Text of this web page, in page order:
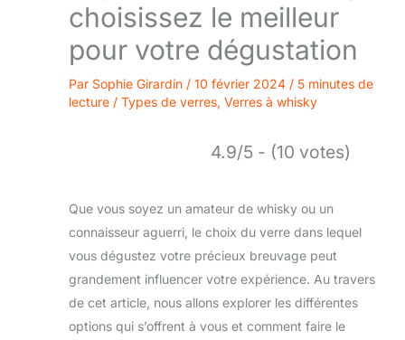
choisissez le meilleur
pour votre dégustation
Par Sophie Girardin / 10 février 2024 / 5 minutes de
lecture / Types de verres, Verres à whisky
4.9/5 - (10 votes)
Que vous soyez un amateur de whisky ou un
connaisseur aguerri, le choix du verre dans lequel
vous dégustez votre précieux breuvage peut
grandement influencer votre expérience. Au travers
de cet article, nous allons explorer les différentes
options qui s’offrent à vous et comment faire le